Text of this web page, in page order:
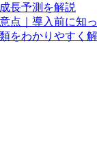
長予測を解説
点｜導入前に知
をわかりやすく